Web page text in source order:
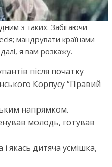
з таких. Забігаючи
мандрувати країнами
я вам розкажу.
після початку
Корпусу “Правий
напрямком.
молодь, готував
якась дитяча усмішка,